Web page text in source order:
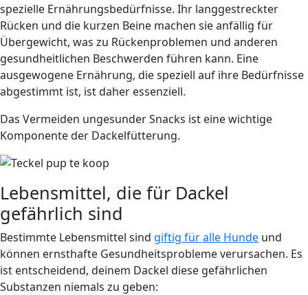
spezielle Ernährungsbedürfnisse. Ihr langgestreckter
Rücken und die kurzen Beine machen sie anfällig für
Übergewicht, was zu Rückenproblemen und anderen
gesundheitlichen Beschwerden führen kann. Eine
ausgewogene Ernährung, die speziell auf ihre Bedürfnisse
abgestimmt ist, ist daher essenziell.
Das Vermeiden ungesunder Snacks ist eine wichtige
Komponente der Dackelfütterung.
Lebensmittel, die für Dackel
gefährlich sind
Bestimmte Lebensmittel sind giftig für alle Hunde und
können ernsthafte Gesundheitsprobleme verursachen. Es
ist entscheidend, deinem Dackel diese gefährlichen
Substanzen niemals zu geben: